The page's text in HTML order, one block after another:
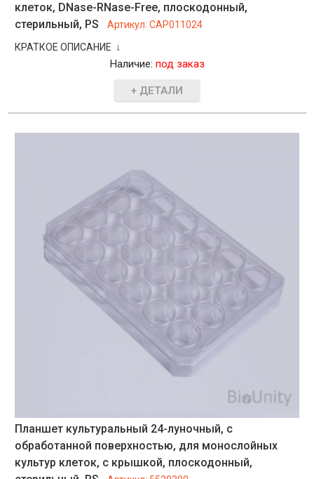
клеток, DNase-RNase-Free, плоскодонный,
стерильный, PS
Артикул:CAP011024
КРАТКОЕ ОПИСАНИЕ ↓
Наличие: под заказ
+ ДЕТАЛИ
Планшет культуральный 24-луночный, с
обработанной поверхностью, для монослойных
культур клеток, с крышкой, плоскодонный,